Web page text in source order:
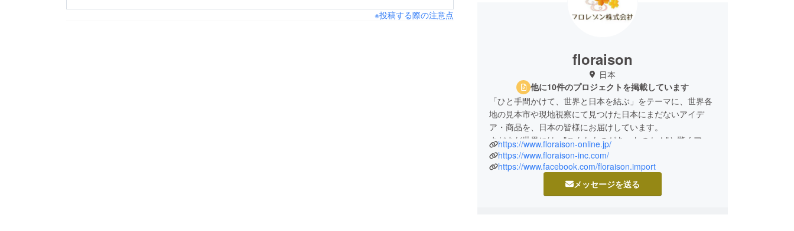
※投稿する際の注意点
floraison
日本
他に10件のプロジェクトを掲載しています
「ひと手間かけて、世界と日本を結ぶ」をテーマに、世界各
地の見本市や現地視察にて見つけた日本にまだないアイデ
ア・商品を、日本の皆様にお届けしています。
まだまだ世界には、"こんなものがあったのか！"と驚くアイ
デアがいっぱいです。豊富な海外経験をもとに、どんどん良
いものを日本に紹介してまいります。ぜひご支援いただけれ
https://www.floraison-online.jp/
https://www.floraison-inc.com/
https://www.facebook.com/floraison.import
メッセージを送る